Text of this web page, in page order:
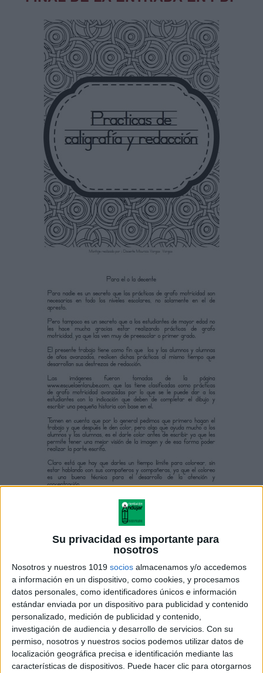
Su privacidad es importante para
nosotros
Nosotros y nuestros 1019 socios almacenamos y/o accedemos
a información en un dispositivo, como cookies, y procesamos
datos personales, como identificadores únicos e información
estándar enviada por un dispositivo para publicidad y contenido
personalizado, medición de publicidad y contenido,
investigación de audiencia y desarrollo de servicios. Con su
permiso, nosotros y nuestros socios podemos utilizar datos de
localización geográfica precisa e identificación mediante las
características de dispositivos. Puede hacer clic para otorgarnos